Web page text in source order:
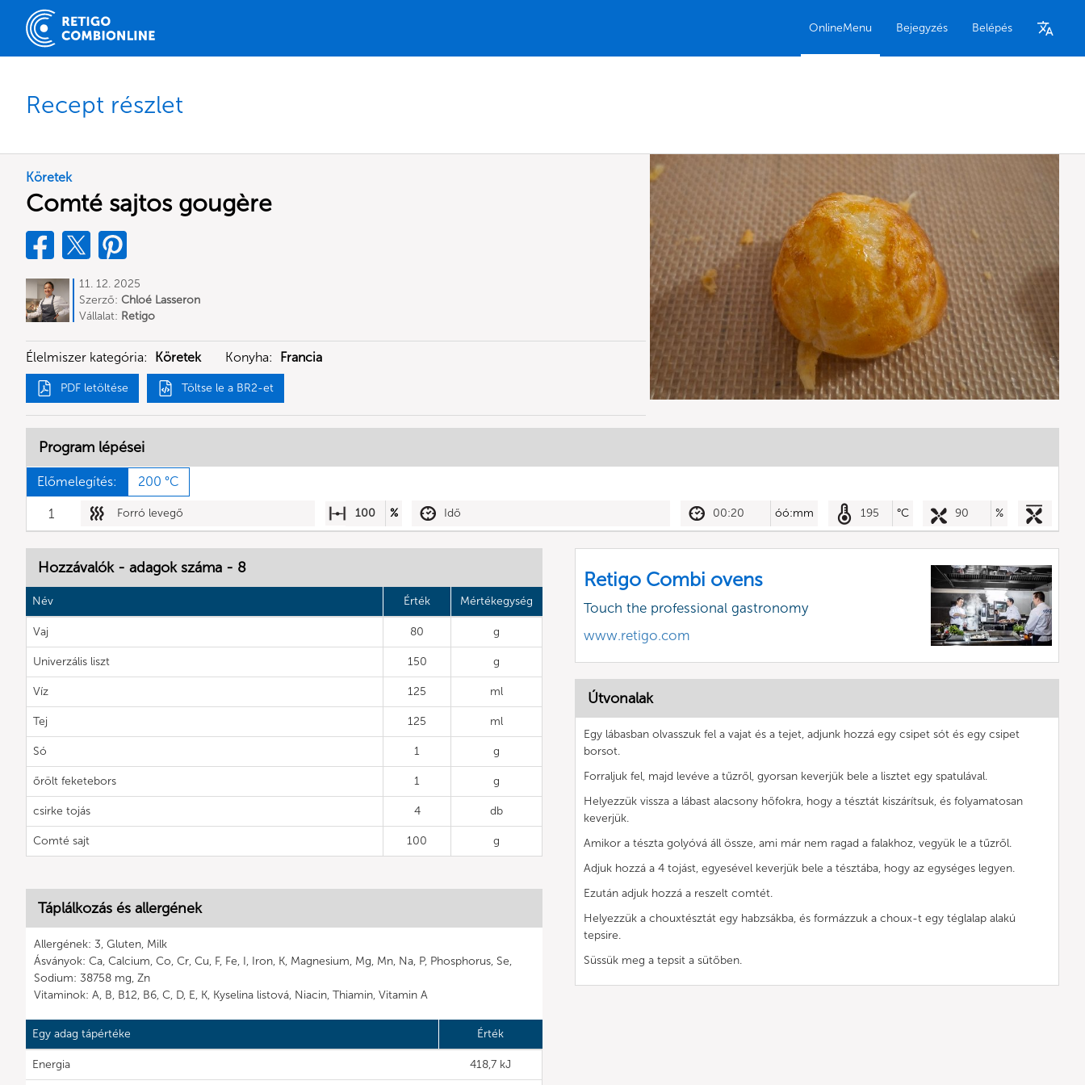
OnlineMenu Bejegyzés Belépés
Recept részlet
Köretek
Comté sajtos gougère
11. 12. 2025
Szerző: Chloé Lasseron
Vállalat: Retigo
Élelmiszer kategória: Köretek Konyha: Francia
PDF letöltése Töltse le a BR2-et
Program lépései
Előmelegítés: 200 °C
1 Forró levegő 100 % Idő 00:20 óó:mm 195 °C 90 %
Hozzávalók - adagok száma - 8
Név Érték Mértékegység
Vaj 80 g
Univerzális liszt 150 g
Víz 125 ml
Tej 125 ml
Só 1 g
őrölt feketebors 1 g
csirke tojás 4 db
Comté sajt 100 g
Táplálkozás és allergének
Allergének: 3, Gluten, Milk
Ásványok: Ca, Calcium, Co, Cr, Cu, F, Fe, I, Iron, K, Magnesium, Mg, Mn, Na, P, Phosphorus, Se,
Sodium: 38758 mg, Zn
Vitaminok: A, B, B12, B6, C, D, E, K, Kyselina listová, Niacin, Thiamin, Vitamin A
Egy adag tápértéke Érték
Energia 418,7 kJ
Retigo Combi ovens
Touch the professional gastronomy
www.retigo.com
Útvonalak
Egy lábasban olvasszuk fel a vajat és a tejet, adjunk hozzá egy csipet sót és egy csipet
borsot.
Forraljuk fel, majd levéve a tűzről, gyorsan keverjük bele a lisztet egy spatulával.
Helyezzük vissza a lábast alacsony hőfokra, hogy a tésztát kiszárítsuk, és folyamatosan
keverjük.
Amikor a tészta golyóvá áll össze, ami már nem ragad a falakhoz, vegyük le a tűzről.
Adjuk hozzá a 4 tojást, egyesével keverjük bele a tésztába, hogy az egységes legyen.
Ezután adjuk hozzá a reszelt comtét.
Helyezzük a chouxtésztát egy habzsákba, és formázzuk a choux-t egy téglalap alakú
tepsire.
Süssük meg a tepsit a sütőben.